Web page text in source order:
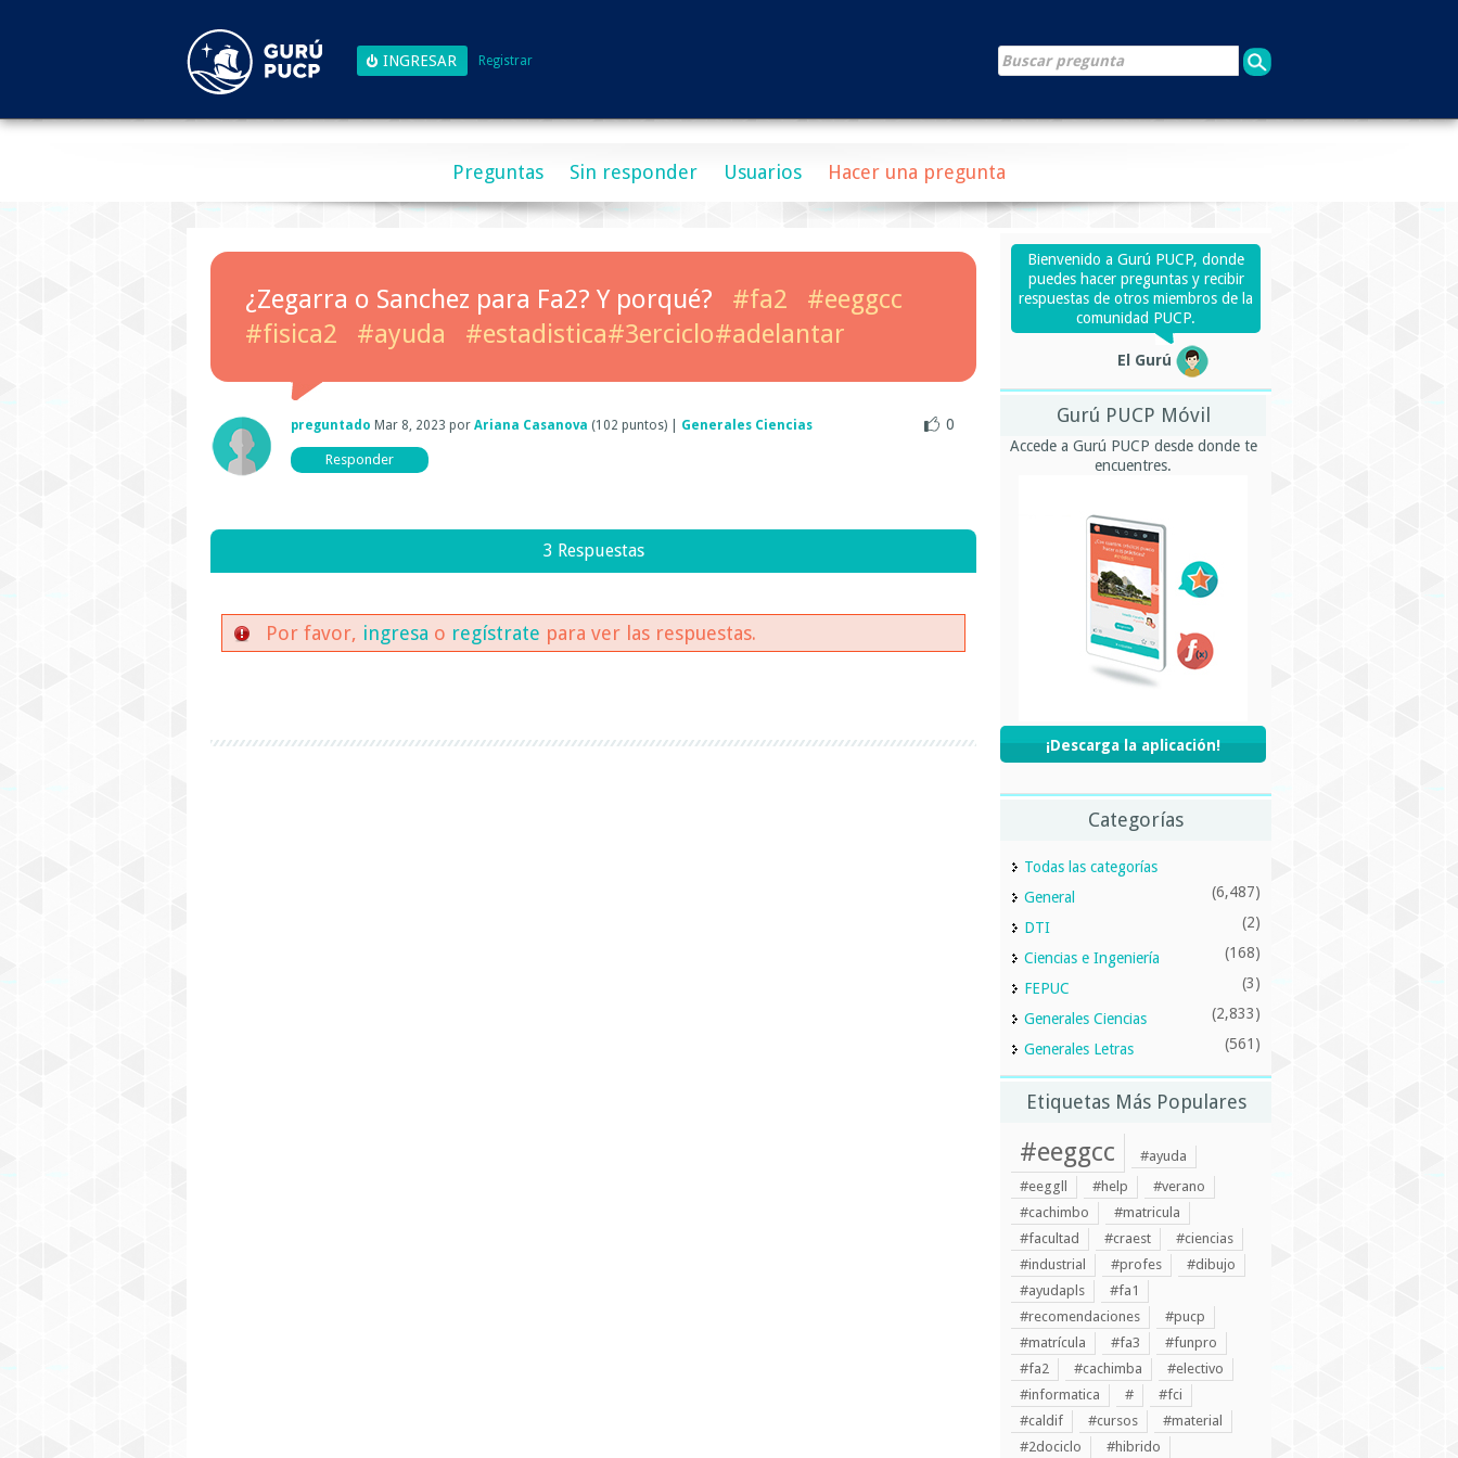
Registrar
Preguntas Sin responder Usuarios Hacer una pregunta
¿Zegarra o Sanchez para Fa2? Y porqué? #fa2
#eeggcc
#fisica2
#ayuda #estadistica#3erciclo#adelantar
0
preguntado Mar 8, 2023 por Ariana Casanova (102 puntos) Generales Ciencias
3 Respuestas
Por favor, ingresa o regístrate para ver las respuestas.
Bienvenido a Gurú PUCP, donde
puedes hacer preguntas y recibir
respuestas de otros miembros de la
comunidad PUCP.
El Gurú
Gurú PUCP Móvil
Accede a Gurú PUCP desde donde te
encuentres.
¡Descarga la aplicación!
Categorías
Todas las categorías
General
(6,487)
DTI (2)
Ciencias e Ingeniería (168)
FEPUC (3)
Generales Ciencias (2,833)
Generales Letras (561)
Etiquetas Más Populares
#eeggcc
#ayuda
#eeggll
#help
#verano
#cachimbo
#matricula
#facultad
#craest
#ciencias
#industrial
#profes
#dibujo
#ayudapls
#fa1
#recomendaciones
#pucp
#matrícula
#fa3
#funpro
#fa2
#cachimba
#electivo
#informatica
#
#fci
#caldif
#cursos
#material
#2dociclo
#hibrido